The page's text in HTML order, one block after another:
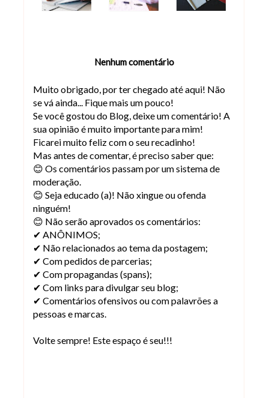
Nenhum comentário
Muito obrigado, por ter chegado até aqui! Não
se vá ainda... Fique mais um pouco!
Se você gostou do Blog, deixe um comentário! A
sua opinião é muito importante para mim!
Ficarei muito feliz com o seu recadinho!
Mas antes de comentar, é preciso saber que:
😊 Os comentários passam por um sistema de
moderação.
😊 Seja educado (a)! Não xingue ou ofenda
ninguém!
😊 Não serão aprovados os comentários:
✔ ANÔNIMOS;
✔ Não relacionados ao tema da postagem;
✔ Com pedidos de parcerias;
✔ Com propagandas (spans);
✔ Com links para divulgar seu blog;
✔ Comentários ofensivos ou com palavrões a
pessoas e marcas.
Volte sempre! Este espaço é seu!!!